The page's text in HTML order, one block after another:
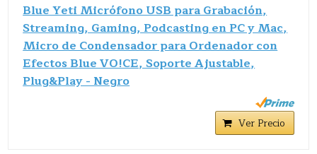
Blue Yeti Micrófono USB para Grabación,
Streaming, Gaming, Podcasting en PC y Mac,
Micro de Condensador para Ordenador con
Efectos Blue VO!CE, Soporte Ajustable,
Plug&Play - Negro
Ver Precio